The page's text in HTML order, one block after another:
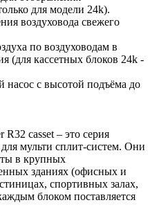
для модели 24k).
свежего
по воздуховодам в
(для кассетных блоков 24k -
с высотой подъёма до
casset – это серия
мульти сплит-систем. Они
в крупных
зданиях (офисных и
спортивных залах,
блоком поставляется